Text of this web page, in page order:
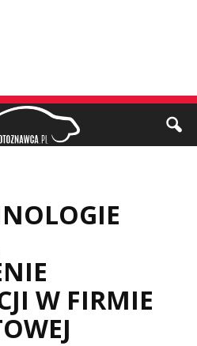
W FIRMIE